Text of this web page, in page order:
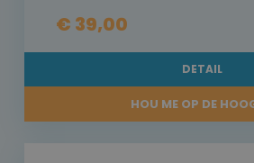
€ 39,00
DETAIL
HOU ME OP DE